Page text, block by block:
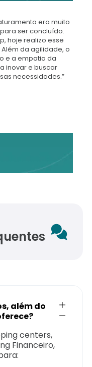
era muito
ser concluído.
hoje realizo esse
da agilidade, o
e a empatia da
inovar e buscar
necessidades.”
além do
centers,
Financeiro,